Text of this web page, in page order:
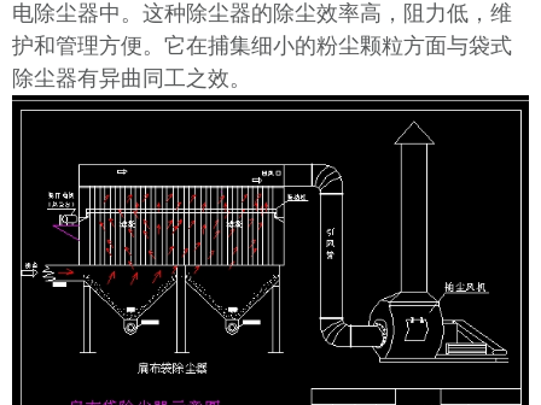
电除尘器中。这种除尘器的除尘效率高，阻力低，维
护和管理方便。它在捕集细小的粉尘颗粒方面与袋式
除尘器有异曲同工之效。